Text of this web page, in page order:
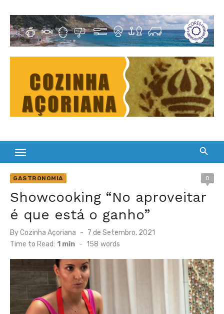
content
Cultura Gastronómica dos Açores
GASTRONOMIA 0
Showcooking “No aproveitar
é que está o ganho”
ByCozinha Açoriana
Posted
on
7 de Setembro, 2021
Time to Read: 1 min - 158 words